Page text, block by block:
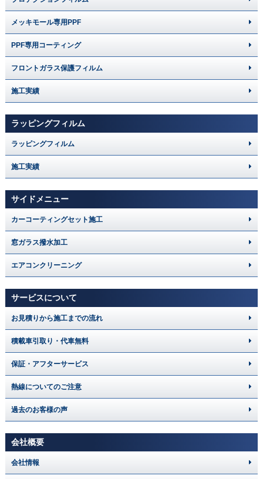
メッキモール専用PPF
PPF専用コーティング
フロントガラス保護フィルム
施工実績
ラッピングフィルム
ラッピングフィルム
施工実績
サイドメニュー
カーコーティングセット施工
窓ガラス撥水加工
エアコンクリーニング
サービスについて
お見積りから施工までの流れ
積載車引取り・代車無料
保証・アフターサービス
熱線についてのご注意
過去のお客様の声
会社概要
会社情報